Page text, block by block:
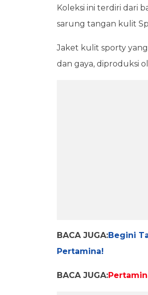
Koleksi ini terdiri dari
sarung tangan kulit
Jaket kulit sporty
dan gaya, diproduksi
BACA JUGA:Begini
Pertamina!
BACA JUGA: